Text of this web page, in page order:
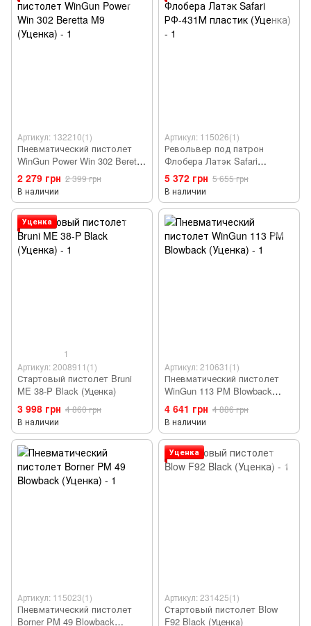
Артикул: 132210(1)
Пневматический пистолет
WinGun Power Win 302 Beretta
M9 (Уценка)
2 279 грн 2 399 грн
В наличии
Артикул: 115026(1)
Револьвер под патрон
Флобера Латэк Safari
РФ-431М пластик (Уценка)
5 372 грн 5 655 грн
В наличии
Уценка
1
Артикул: 2008911(1)
Стартовый пистолет Bruni
ME 38-P Black (Уценка)
3 998 грн 4 860 грн
В наличии
Артикул: 210631(1)
Пневматический пистолет
WinGun 113 PM Blowback
(Уценка)
4 641 грн 4 886 грн
В наличии
Артикул: 115023(1)
Пневматический пистолет
Borner PM 49 Blowback
Уценка
Артикул: 231425(1)
Стартовый пистолет Blow
F92 Black (Уценка)